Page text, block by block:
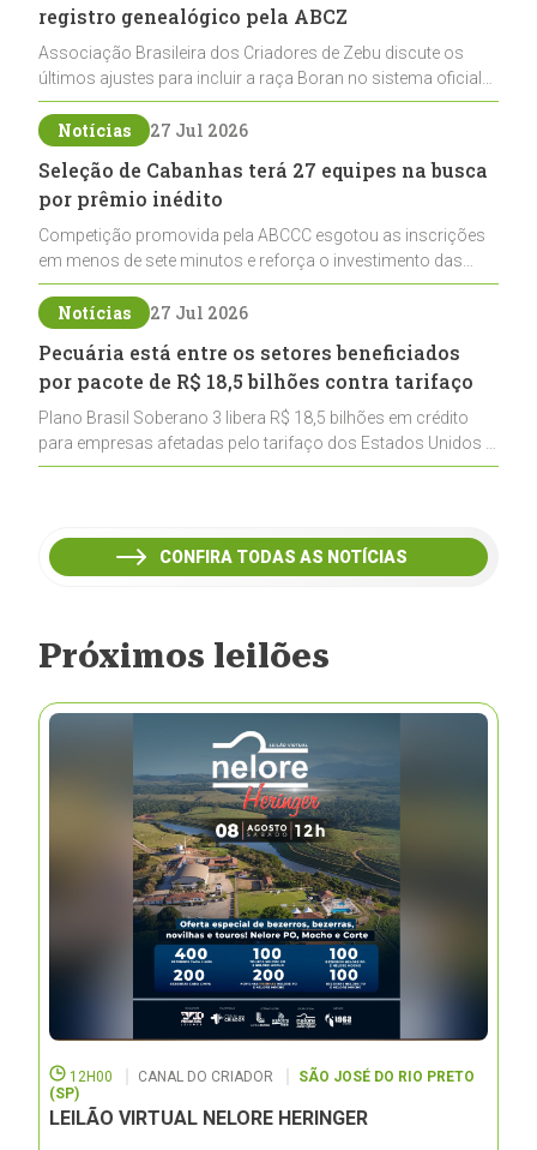
registro genealógico pela ABCZ
Associação Brasileira dos Criadores de Zebu discute os
últimos ajustes para incluir a raça Boran no sistema oficial
de registros, abrindo caminho para sua expansão na
pecuária nacional
Notícias 27 Jul 2026
Seleção de Cabanhas terá 27 equipes na busca
por prêmio inédito
Competição promovida pela ABCCC esgotou as inscrições
em menos de sete minutos e reforça o investimento das
cabanhas na seleção genética de Cavalos Crioulos voltados
ao laço
Notícias 27 Jul 2026
Pecuária está entre os setores beneficiados
por pacote de R$ 18,5 bilhões contra tarifaço
Plano Brasil Soberano 3 libera R$ 18,5 bilhões em crédito
para empresas afetadas pelo tarifaço dos Estados Unidos e
inclui a pecuária entre os setores estratégicos
CONFIRA TODAS AS NOTÍCIAS
Próximos leilões
12H00 CANAL DO CRIADOR
SÃO JOSÉ DO RIO PRETO
(SP)
LEILÃO VIRTUAL NELORE HERINGER